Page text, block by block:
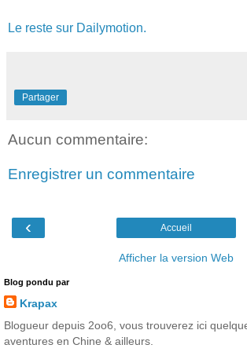
Le reste sur Dailymotion.
Partager
Aucun commentaire:
Enregistrer un commentaire
‹ Accueil
Afficher la version Web
Blog pondu par
Krapax
Blogueur depuis 2oo6, vous trouverez ici
aventures en Chine & ailleurs.